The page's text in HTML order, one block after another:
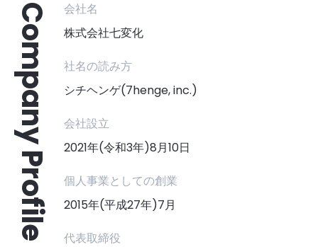
Company
Profile
会社名
株式会社七変化
社名の読み方
シチヘンゲ(7henge, inc.)
会社設立
2021年(令和3年)8月10日
個人事業としての創業
2015年(平成27年)7月
代表取締役